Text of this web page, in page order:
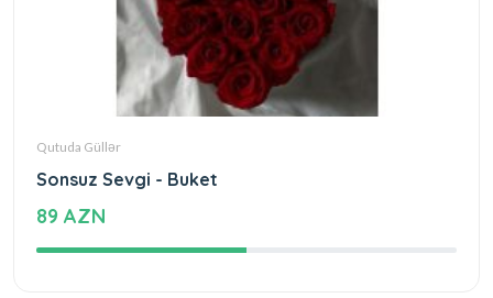
Qutuda Güllər
Sonsuz Sevgi - Buket
89 AZN